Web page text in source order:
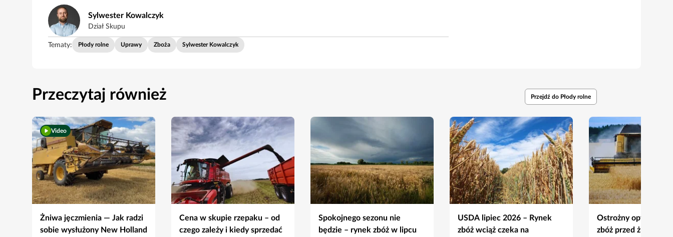
Sylwester Kowalczyk
Dział Skupu
Tematy: Płody rolne Uprawy Zboża Sylwester Kowalczyk
Przeczytaj również Przejdź do Płody rolne
Video
Żniwa jęczmienia — Jak radzi
sobie wysłużony New Holland
Cena w skupie rzepaku – od
czego zależy i kiedy sprzedać
Spokojnego sezonu nie
będzie – rynek zbóż w lipcu
USDA lipiec 2026 – Rynek
zbóż wciąż czeka na
Ostrożny optymizm
zbóż przed żniwami